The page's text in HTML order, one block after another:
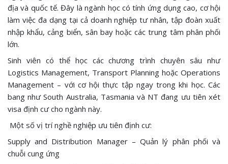
địa và quốc tế. Đây là ngành học có tính ứng dụng cao, cơ hội
làm việc đa dạng tại cả doanh nghiệp tư nhân, tập đoàn xuất
nhập khẩu, cảng biển, sân bay hoặc các trung tâm phân phối
lớn.
Sinh viên có thể học các chương trình chuyên sâu như
Logistics Management, Transport Planning hoặc Operations
Management – với cơ hội thực tập ngay trong khi học. Các
bang như South Australia, Tasmania và NT đang ưu tiên xét
visa định cư cho ngành này.
Một số vị trí nghề nghiệp ưu tiên định cư:
Supply and Distribution Manager – Quản lý phân phối và
chuỗi cung ứng